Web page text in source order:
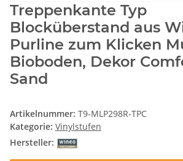
Treppenkante Typ
Blocküberstand aus
Purline zum Klicken
Bioboden, Dekor
Sand
Artikelnummer: T9-MLP298R-TPC
Kategorie: Vinylstufen
Hersteller: